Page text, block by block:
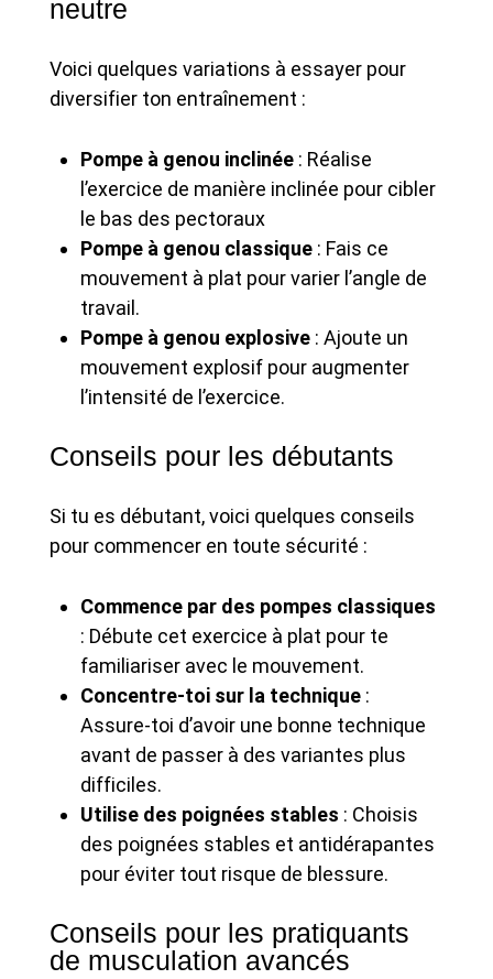
neutre
Voici quelques variations à essayer pour
diversifier ton entraînement :
Pompe à genou inclinée : Réalise
l’exercice de manière inclinée pour cibler
le bas des pectoraux
Pompe à genou classique : Fais ce
mouvement à plat pour varier l’angle de
travail.
Pompe à genou explosive : Ajoute un
mouvement explosif pour augmenter
l’intensité de l’exercice.
Conseils pour les débutants
Si tu es débutant, voici quelques conseils
pour commencer en toute sécurité :
Commence par des pompes classiques
: Débute cet exercice à plat pour te
familiariser avec le mouvement.
Concentre-toi sur la technique :
Assure-toi d’avoir une bonne technique
avant de passer à des variantes plus
difficiles.
Utilise des poignées stables : Choisis
des poignées stables et antidérapantes
pour éviter tout risque de blessure.
Conseils pour les pratiquants
de musculation avancés